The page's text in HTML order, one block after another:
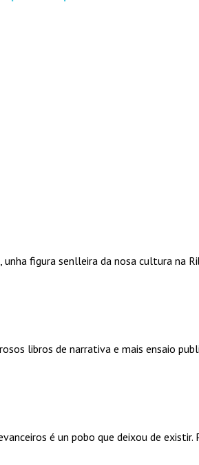
figura senlleira da nosa cultura na
libros de narrativa e mais ensaio
é un pobo que deixou de